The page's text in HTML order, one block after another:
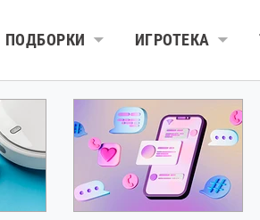
ПОДБОРКИ ИГРОТЕКА